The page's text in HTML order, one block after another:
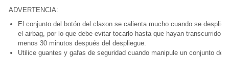
ADVERTENCIA:
El conjunto del botón del claxon se calienta mucho cuando se
el airbag, por lo que debe evitar tocarlo hasta que hayan transcurrido al
menos 30 minutos después del despliegue.
Utilice guantes y gafas de seguridad cuando manipule un conjunto del